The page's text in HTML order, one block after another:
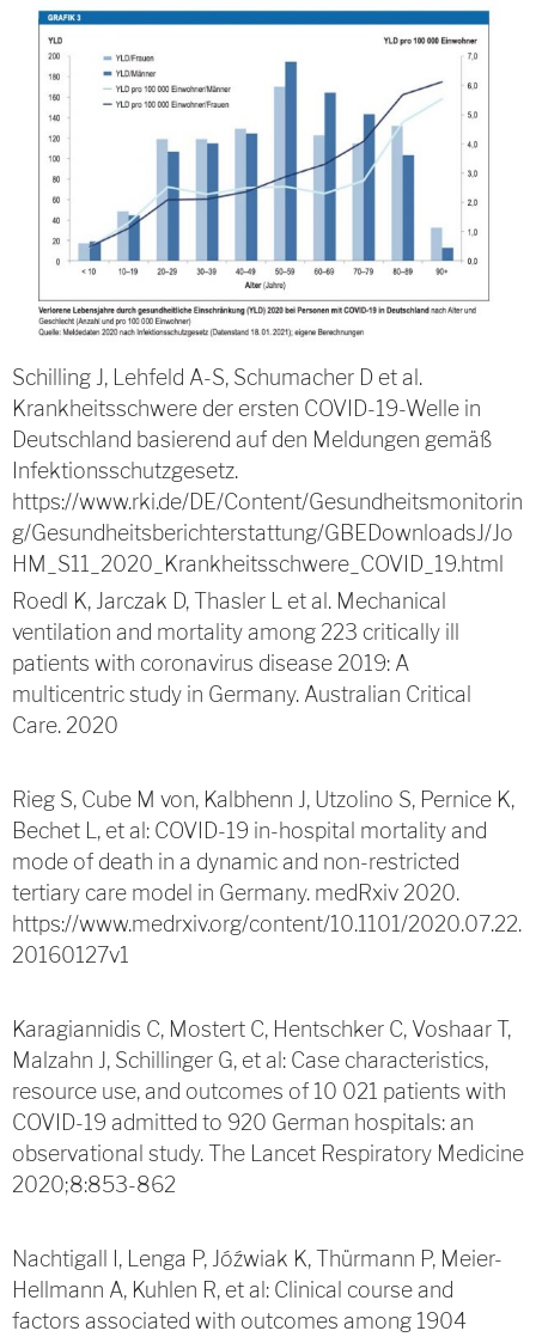
Schilling J, Lehfeld A-S, Schumacher D et al.
Krankheitsschwere der ersten COVID-19-Welle in
Deutschland basierend auf den Meldungen gemäß
Infektionsschutzgesetz.
https://www.rki.de/DE/Content/Gesundheitsmonitorin
g/Gesundheitsberichterstattung/GBEDownloadsJ/Jo
HM_S11_2020_Krankheitsschwere_COVID_19.html
Roedl K, Jarczak D, Thasler L et al. Mechanical
ventilation and mortality among 223 critically ill
patients with coronavirus disease 2019: A
multicentric study in Germany. Australian Critical
Care. 2020
Rieg S, Cube M von, Kalbhenn J, Utzolino S, Pernice K,
Bechet L, et al: COVID-19 in-hospital mortality and
mode of death in a dynamic and non-restricted
tertiary care model in Germany. medRxiv 2020.
https://www.medrxiv.org/content/10.1101/2020.07.22.
20160127v1
Karagiannidis C, Mostert C, Hentschker C, Voshaar T,
Malzahn J, Schillinger G, et al: Case characteristics,
resource use, and outcomes of 10 021 patients with
COVID-19 admitted to 920 German hospitals: an
observational study. The Lancet Respiratory Medicine
2020;8:853-862
Nachtigall I, Lenga P, Jóźwiak K, Thürmann P, Meier-
Hellmann A, Kuhlen R, et al: Clinical course and
factors associated with outcomes among 1904